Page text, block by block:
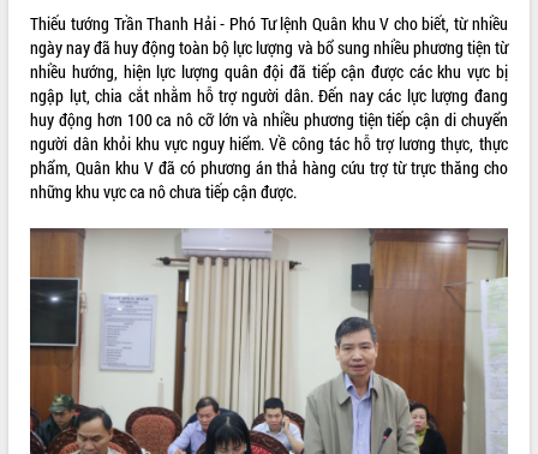
Tất cả:
66042635
Thiếu tướng Trần Thanh Hải - Phó Tư lệnh Quân khu V cho biết, từ nhiều
ngày nay đã huy động toàn bộ lực lượng và bổ sung nhiều phương tiện từ
nhiều hướng, hiện lực lượng quân đội đã tiếp cận được các khu vực bị
ngập lụt, chia cắt nhằm hỗ trợ người dân. Đến nay các lực lượng đang
huy động hơn 100 ca nô cỡ lớn và nhiều phương tiện tiếp cận di chuyển
người dân khỏi khu vực nguy hiểm. Về công tác hỗ trợ lương thực, thực
phẩm, Quân khu V đã có phương án thả hàng cứu trợ từ trực thăng cho
những khu vực ca nô chưa tiếp cận được.